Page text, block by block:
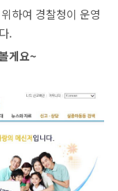
하여 경찰청이 운영
.
게요~